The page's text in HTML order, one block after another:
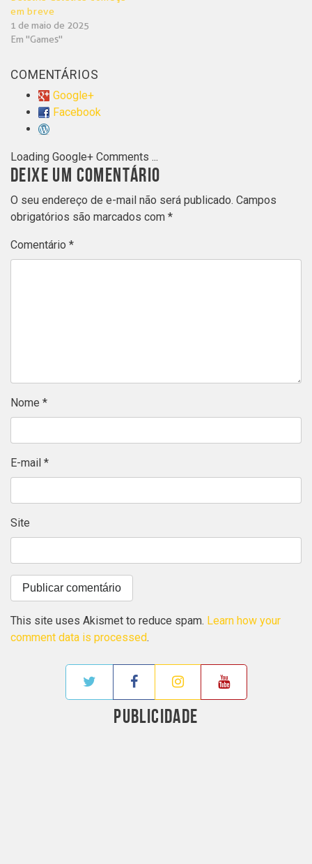
em breve
1 de maio de 2025
Em "Games"
COMENTÁRIOS
Google+
Facebook
Loading Google+ Comments ...
DEIXE UM COMENTÁRIO
O seu endereço de e-mail não será publicado. Campos
obrigatórios são marcados com *
Comentário *
Nome *
E-mail *
Site
This site uses Akismet to reduce spam. Learn how your
comment data is processed.
PUBLICIDADE